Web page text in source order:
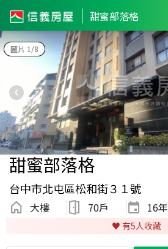
甜蜜部落格
圖片 1/8
甜蜜部落格
台中市北屯區松和街３１號
大樓 70戶 16年
♥️ 有5人收藏